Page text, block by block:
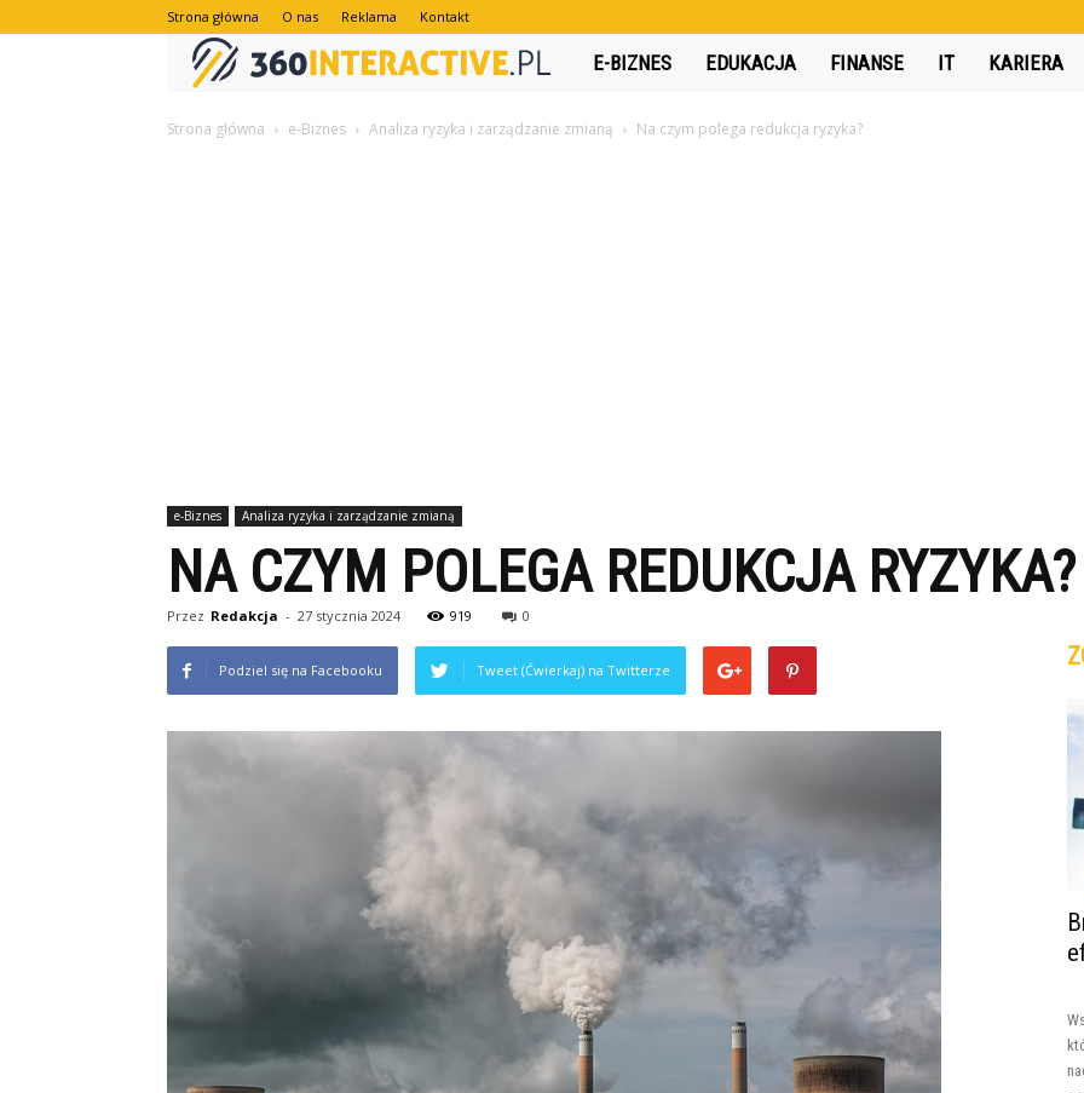
Strona główna O nas Reklama Kontakt
360interactive.pl
E-BIZNES EDUKACJA FINANSE IT KARIERA
Strona główna e-Biznes Analiza ryzyka i zarządzanie zmianą Na czym polega redukcja ryzyka?
e-Biznes Analiza ryzyka i zarządzanie zmianą
NA CZYM POLEGA REDUKCJA RYZYKA?
Przez Redakcja - 27 stycznia 2024 919 0
Podziel się na Facebooku Tweet (Ćwierkaj) na Twitterze